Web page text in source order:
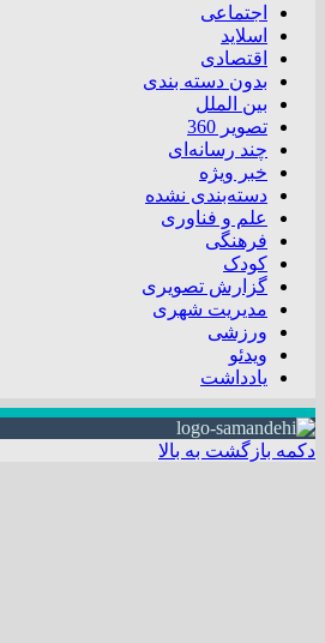
اجتماعی
اسلاید
اقتصادی
بدون دسته بندی
بین الملل
تصویر 360
چند رسانه‌ای
خبر ویژه
دسته‌بندی نشده
علم و فناوری
فرهنگی
کودک
گزارش تصویری
مدیریت شهری
ورزشی
ویدئو
یادداشت
دکمه بازگشت به بالا